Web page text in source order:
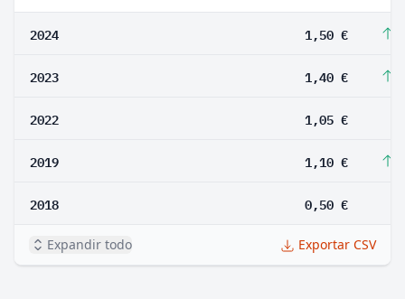
2024 1,50 €
2023 1,40 €
2022 1,05 €
2019 1,10 €
2018 0,50 €
Expandir todo Exportar CSV